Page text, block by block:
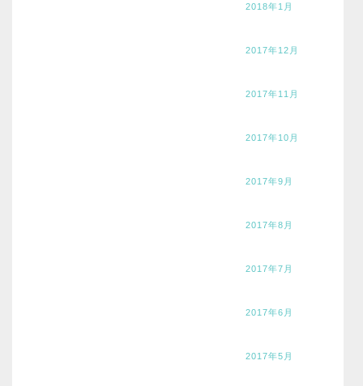
2018年1月
2017年12月
2017年11月
2017年10月
2017年9月
2017年8月
2017年7月
2017年6月
2017年5月